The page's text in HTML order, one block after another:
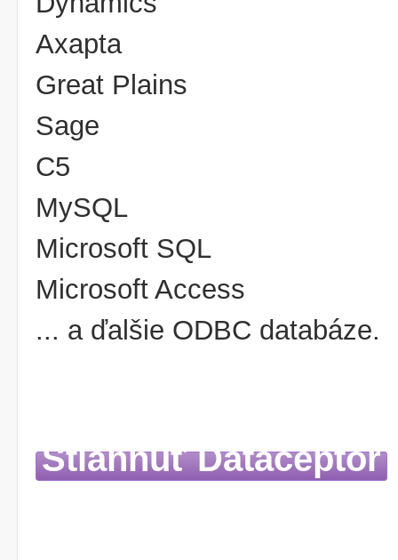
Axapta
Great Plains
Sage
C5
MySQL
Microsoft SQL
Microsoft Access
... a ďalšie ODBC databáze.
Stiahnuť Dataceptor